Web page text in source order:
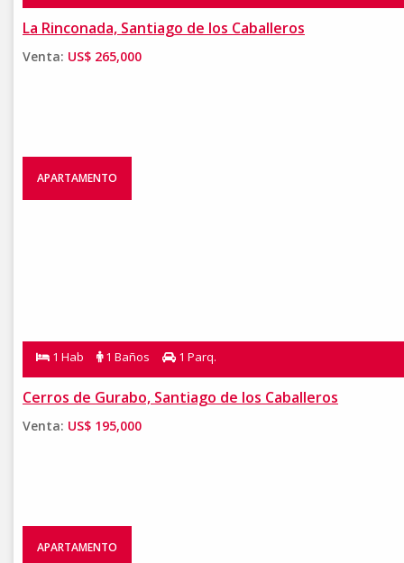
La Rinconada, Santiago de los Caballeros
Venta: US$ 265,000
APARTAMENTO
1 Hab 1 Baños 1 Parq.
Cerros de Gurabo, Santiago de los Caballeros
Venta: US$ 195,000
APARTAMENTO